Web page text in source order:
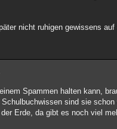
nicht ruhigen gewissens
Spammen halten kann,
sind sie schon
Erde, da gibt es noch viel